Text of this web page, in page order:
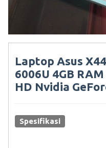
Laptop Asus
6006U 4GB
HD Nvidia
Spesifikasi